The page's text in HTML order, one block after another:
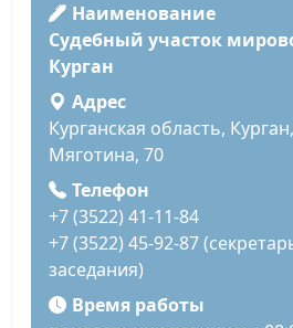
Наименование
Судебный участок
Курган
Адрес
Курганская область,
Мяготина, 70
Телефон
+7 (3522) 41-11-84
+7 (3522) 45-92-87
заседания)
Время работы